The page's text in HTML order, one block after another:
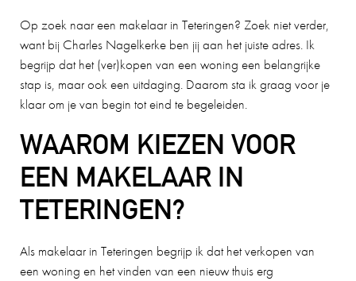
Op zoek naar een makelaar in Teteringen? Zoek niet verder,
want bij Charles Nagelkerke ben jij aan het juiste adres. Ik
begrijp dat het (ver)kopen van een woning een belangrijke
stap is, maar ook een uitdaging. Daarom sta ik graag voor je
klaar om je van begin tot eind te begeleiden.
WAAROM KIEZEN VOOR
EEN MAKELAAR IN
TETERINGEN?
Als makelaar in Teteringen begrijp ik dat het verkopen van
een woning en het vinden van een nieuw thuis erg